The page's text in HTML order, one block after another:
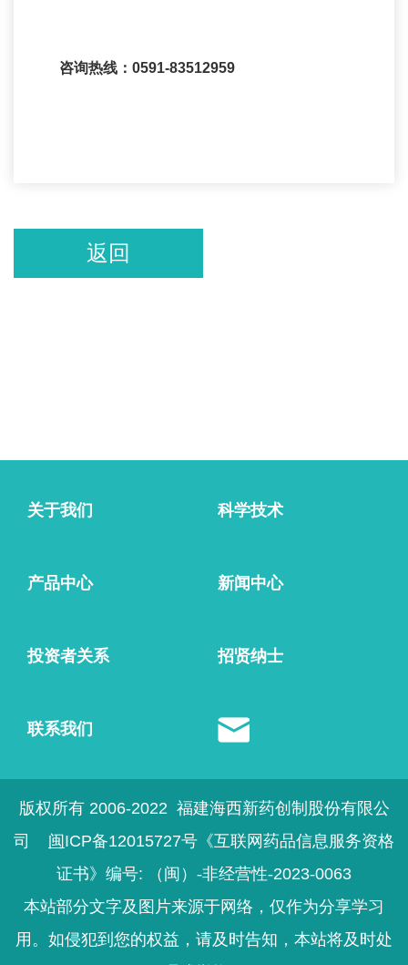
咨询热线：0591-83512959
返回
关于我们 科学技术
产品中心 新闻中心
投资者关系 招贤纳士
联系我们
版权所有 2006-2022 福建海西新药创制股份有限公
司 闽ICP备12015727号 《互联网药品信息服务资格
证书》编号: （闽） -非经营性-2023-0063
本站部分文字及图片来源于网络，仅作为分享学习
用。如侵犯到您的权益，请及时告知，本站将及时处